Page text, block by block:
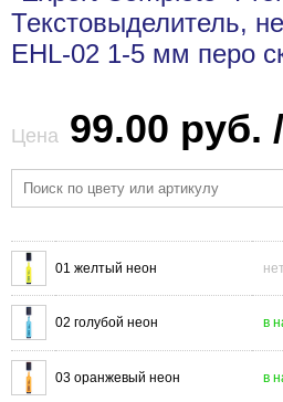
Текстовыделитель,
EHL-02 1-5 мм перо
Цена 99.00 руб.
01 желтый неон
02 голубой неон в
03 оранжевый неон в